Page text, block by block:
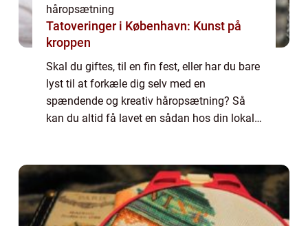
håropsætning
Tatoveringer i København: Kunst på
kroppen
Skal du giftes, til en fin fest, eller har du bare
lyst til at forkæle dig selv med en
spændende og kreativ håropsætning? Så
kan du altid få lavet en sådan hos din lokale